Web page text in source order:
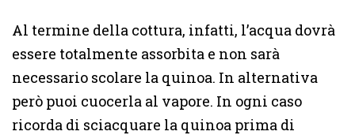
Al termine della cottura, infatti, l’acqua dovrà
essere totalmente assorbita e non sarà
necessario scolare la quinoa. In alternativa
però puoi cuocerla al vapore. In ogni caso
ricorda di sciacquare la quinoa prima di